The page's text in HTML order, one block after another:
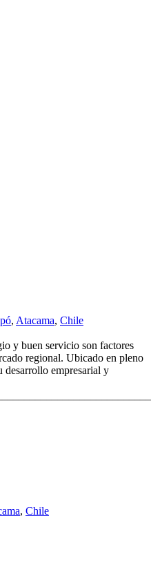
, Atacama, Chile
y buen servicio son factores
regional. Ubicado en pleno
desarrollo empresarial y
, Chile